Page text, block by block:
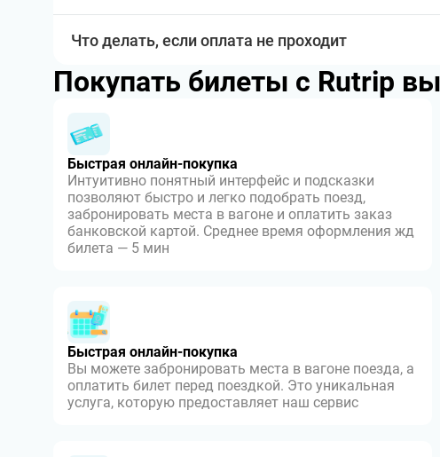
Что делать, если оплата не проходит
Покупать билеты с Rutrip
Быстрая онлайн-покупка
Интуитивно понятный интерфейс и подсказки
позволяют быстро и легко подобрать поезд,
забронировать места в вагоне и оплатить заказ
банковской картой. Среднее время оформления жд
билета — 5 мин
Быстрая онлайн-покупка
Вы можете забронировать места в вагоне поезда, а
оплатить билет перед поездкой. Это уникальная
услуга, которую предоставляет наш сервис